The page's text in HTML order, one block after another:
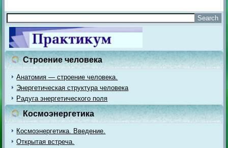
Строение человека
Анатомия — строение человека.
Энергетическая структура человека
Радуга энергетического поля
Космоэнергетика
Космоэнергетика. Введение.
Открытая встреча.